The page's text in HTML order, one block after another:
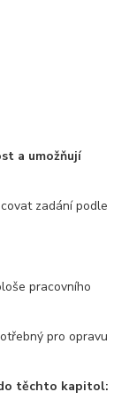
a umožňují
zadání podle
pracovního
pro opravu
těchto kapitol: